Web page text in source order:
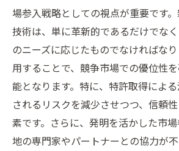
場参入戦略としての視点が重要です
技術は、単に革新的であるだけでな
のニーズに応じたものでなければな
用することで、競争市場での優位性
能となります。特に、特許取得によ
されるリスクを減少させつつ、信頼
素です。さらに、発明を活かした市
地の専門家やパートナーとの協力が